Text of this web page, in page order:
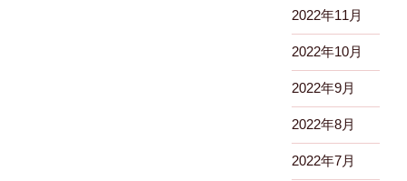
2022年11月
2022年10月
2022年9月
2022年8月
2022年7月